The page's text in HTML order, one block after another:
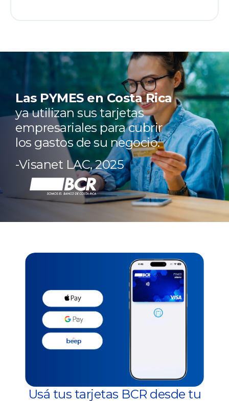
Las PYMES en Costa Rica
ya utilizan sus tarjetas
empresariales para cubrir
los gastos de su negocio.
-Visanet LAC, 2025
Usá tus tarjetas BCR desde tu